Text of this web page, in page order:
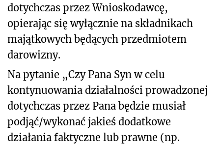
dotychczas przez Wnioskodawcę,
opierając się wyłącznie na składnikach
majątkowych będących przedmiotem
darowizny.
Na pytanie „Czy Pana Syn w celu
kontynuowania działalności prowadzonej
dotychczas przez Pana będzie musiał
podjąć/wykonać jakieś dodatkowe
działania faktyczne lub prawne (np.